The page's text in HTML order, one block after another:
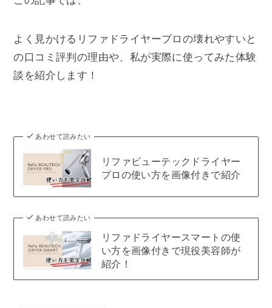
よく見かけるリファドライヤープロの壊れやすいと
の口コミ評判の理由や、私が実際に使ってみた体験
談を紹介します！
あわせて読みたい
リファビューテックドライヤー
プロの使い方を画像付きで紹介
あわせて読みたい
リファドライヤースマートの使
い方を画像付きで現役美容師が
紹介！